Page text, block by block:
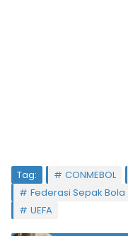
Tag: CONMEBOL
Federasi Sepak Bola
UEFA